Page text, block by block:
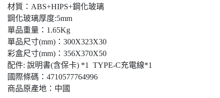
材質：ABS+HIPS+鋼化玻璃
鋼化玻璃厚度:5mm
單品重量：1.65Kg
單品尺寸(mm)：300X323X30
彩盒尺寸(mm)：356X370X50
配件: 說明書(含保卡) *1 TYPE-C充電線*1
國際條碼：4710577764996
商品原產地：中國